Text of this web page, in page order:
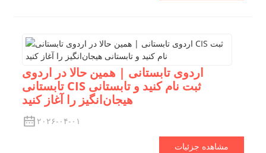
اردوی تابستانی | همین حالا در اردوی
تابستانی CIS ثبت نام کنید و تابستانی
هیجان‌انگیز را آغاز کنید
۲۰۲۶-۰۴-۰۱
مشاهده جزئیات